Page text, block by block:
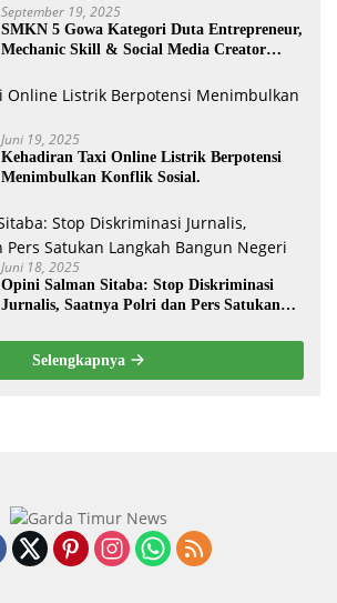
September 19, 2025
SMKN 5 Gowa Kategori Duta Entrepreneur,
Mechanic Skill & Social Media Creator
Juni 19, 2025
Kehadiran Taxi Online Listrik Berpotensi
Menimbulkan Konflik Sosial.
Juni 18, 2025
Opini Salman Sitaba: Stop Diskriminasi
Jurnalis, Saatnya Polri dan Pers Satukan
Selengkapnya